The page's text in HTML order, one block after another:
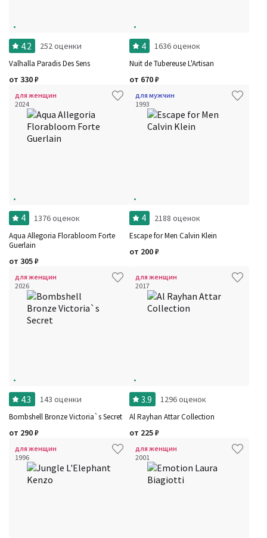
4.2 252 оценки
Valhalla Paradis Des Sens
от 330₽
4 1636 оценок
Nuit de Tubereuse L'Artisan
от 670₽
для женщин
2024
4 1376 оценок
Aqua Allegoria Florabloom Forte
Guerlain
от 305₽
для мужчин
1993
4 2188 оценок
Escape for Men Calvin Klein
от 200₽
для женщин
2026
4.3 143 оценки
Bombshell Bronze Victoria`s Secret
от 290₽
для женщин
2017
3.9 1296 оценок
Al Rayhan Attar Collection
от 225₽
для женщин
1996
для женщин
2001